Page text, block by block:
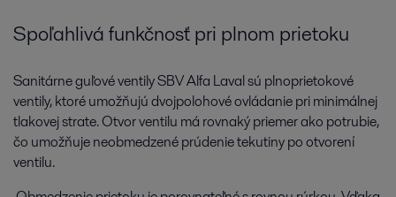
Spoľahlivá funkčnosť pri plnom prietoku
Sanitárne guľové ventily SBV Alfa Laval sú plnoprietokové
ventily, ktoré umožňujú dvojpolohové ovládanie pri minimálnej
tlakovej strate. Otvor ventilu má rovnaký priemer ako potrubie,
čo umožňuje neobmedzené prúdenie tekutiny po otvorení
ventilu.